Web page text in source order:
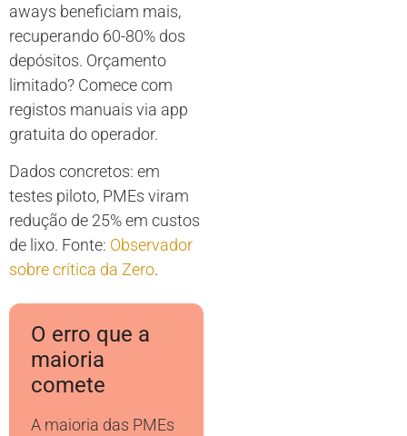
aways beneficiam mais,
recuperando 60-80% dos
depósitos. Orçamento
limitado? Comece com
registos manuais via app
gratuita do operador.
Dados concretos: em
testes piloto, PMEs viram
redução de 25% em custos
de lixo. Fonte: Observador
sobre crítica da Zero.
O erro que a
maioria
comete
A maioria das PMEs